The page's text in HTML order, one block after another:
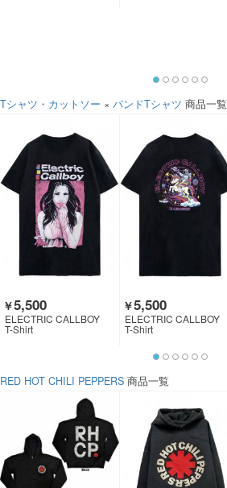
Tシャツ・カットソー × バンドTシャツ 商品一覧
￥5,500
ELECTRIC CALLBOY
T-Shirt
￥5,500
ELECTRIC CALLBOY
T-Shirt
RED HOT CHILI PEPPERS 商品一覧